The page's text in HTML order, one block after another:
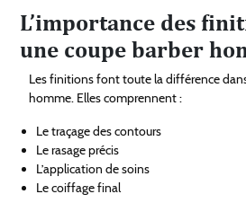
L’importance des
une coupe barber
Les finitions font toute la différence
homme. Elles comprennent :
Le traçage des contours
Le rasage précis
L’application de soins
Le coiffage final